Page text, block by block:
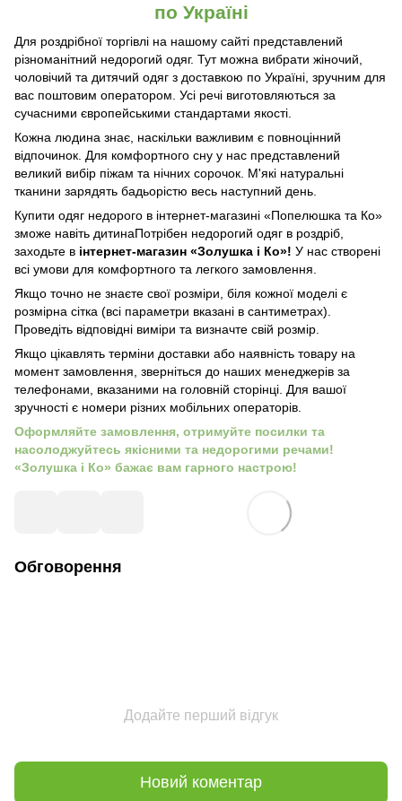
по Україні
Для роздрібної торгівлі на нашому сайті представлений
різноманітний недорогий одяг. Тут можна вибрати жіночий,
чоловічий та дитячий одяг з доставкою по Україні, зручним для
вас поштовим оператором. Усі речі виготовляються за
сучасними європейськими стандартами якості.
Кожна людина знає, наскільки важливим є повноцінний
відпочинок. Для комфортного сну у нас представлений
великий вибір піжам та нічних сорочок. М'які натуральні
тканини зарядять бадьорістю весь наступний день.
Купити одяг недорого в інтернет-магазині «Попелюшка та Ко»
зможе навіть дитинаПотрібен недорогий одяг в роздріб,
заходьте в інтернет-магазин «Золушка і Ко»! У нас створені
всі умови для комфортного та легкого замовлення.
Якщо точно не знаєте свої розміри, біля кожної моделі є
розмірна сітка (всі параметри вказані в сантиметрах).
Проведіть відповідні виміри та визначте свій розмір.
Якщо цікавлять терміни доставки або наявність товару на
момент замовлення, зверніться до наших менеджерів за
телефонами, вказаними на головній сторінці. Для вашої
зручності є номери різних мобільних операторів.
Оформляйте замовлення, отримуйте посилки та
насолоджуйтесь якісними та недорогими речами!
«Золушка і Ко» бажає вам гарного настрою!
Обговорення
Додайте перший відгук
Новий коментар